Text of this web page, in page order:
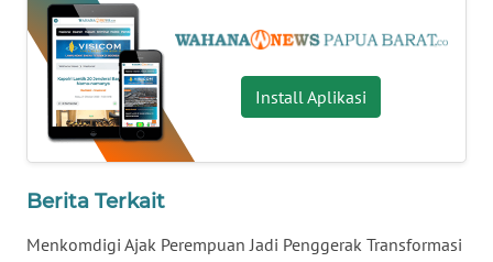
Install Aplikasi
Berita Terkait
Menkomdigi Ajak Perempuan Jadi Penggerak Transformasi
SUMSEL
WN
BENGKULU
WN
LAMPUNG
JATENG